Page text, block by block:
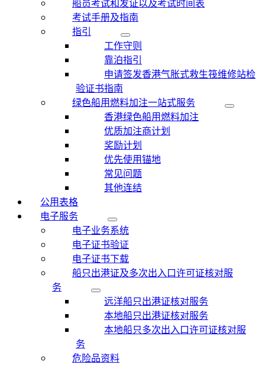
船员考试和发证以及考试时间表
考试手册及指南
指引
工作守则
靠泊指引
申请签发香港气胀式救生筏维修站检
验证书指南
绿色船用燃料加注一站式服务
香港绿色船用燃料加注
优质加注商计划
奖励计划
优先使用锚地
常见问题
其他连结
公用表格
电子服务
电子业务系统
电子证书验证
电子证书下载
船只出港证及多次出入口许可证核对服
务
远洋船只出港证核对服务
本地船只出港证核对服务
本地船只多次出入口许可证核对服
务
危险品资料